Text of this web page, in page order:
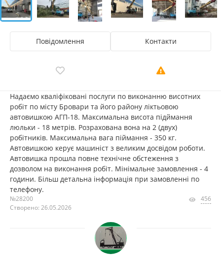
Повідомлення Контакти
Надаємо кваліфіковані послуги по виконанню висотних
робіт по місту Бровари та його району ліктьовою
автовишкою АГП-18. Максимальна висота підймання
люльки - 18 метрів. Розрахована вона на 2 (двух)
робітників. Максимальна вага піймання - 350 кг.
Автовишкою керує машиніст з великим досвідом роботи.
Автовишка прошла повне технічне обстеження з
дозволом на виконання робіт. Мінімальне замовлення - 4
години. Більш детальна інформація при замовленні по
телефону.
№28200
Створено: 26.05.2026
456